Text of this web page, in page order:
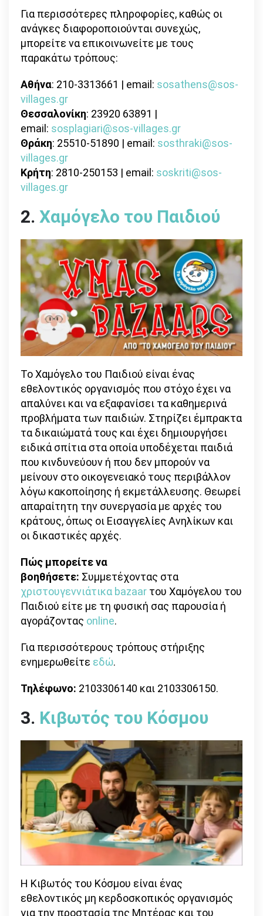
Για περισσότερες πληροφορίες, καθώς οι
ανάγκες διαφοροποιούνται συνεχώς,
μπορείτε να επικοινωνείτε με τους
παρακάτω τρόπους:
Αθήνα: 210-3313661 | email: sosathens@sos-
villages.gr
Θεσσαλονίκη: 23920 63891 |
email: sosplagiari@sos-villages.gr
Θράκη: 25510-51890 | email: sosthraki@sos-
villages.gr
Κρήτη: 2810-250153 | email: soskriti@sos-
villages.gr
2. Χαμόγελο του Παιδιού
Το Χαμόγελο του Παιδιού είναι ένας
εθελοντικός οργανισμός που στόχο έχει να
απαλύνει και να εξαφανίσει τα καθημερινά
προβλήματα των παιδιών. Στηρίζει έμπρακτα
τα δικαιώματά τους και έχει δημιουργήσει
ειδικά σπίτια στα οποία υποδέχεται παιδιά
που κινδυνεύουν ή που δεν μπορούν να
μείνουν στο οικογενειακό τους περιβάλλον
λόγω κακοποίησης ή εκμετάλλευσης. Θεωρεί
απαραίτητη την συνεργασία με αρχές του
κράτους, όπως οι Εισαγγελίες Ανηλίκων και
οι δικαστικές αρχές.
Πώς μπορείτε να
βοηθήσετε: Συμμετέχοντας στα
χριστουγεννιάτικα bazaar του Χαμόγελου του
Παιδιού είτε με τη φυσική σας παρουσία ή
αγοράζοντας online.
Για περισσότερους τρόπους στήριξης
ενημερωθείτε εδώ.
Τηλέφωνο: 2103306140 και 2103306150.
3. Κιβωτός του Κόσμου
Η Κιβωτός του Κόσμου είναι ένας
εθελοντικός μη κερδοσκοπικός οργανισμός
για την προστασία της Μητέρας και του